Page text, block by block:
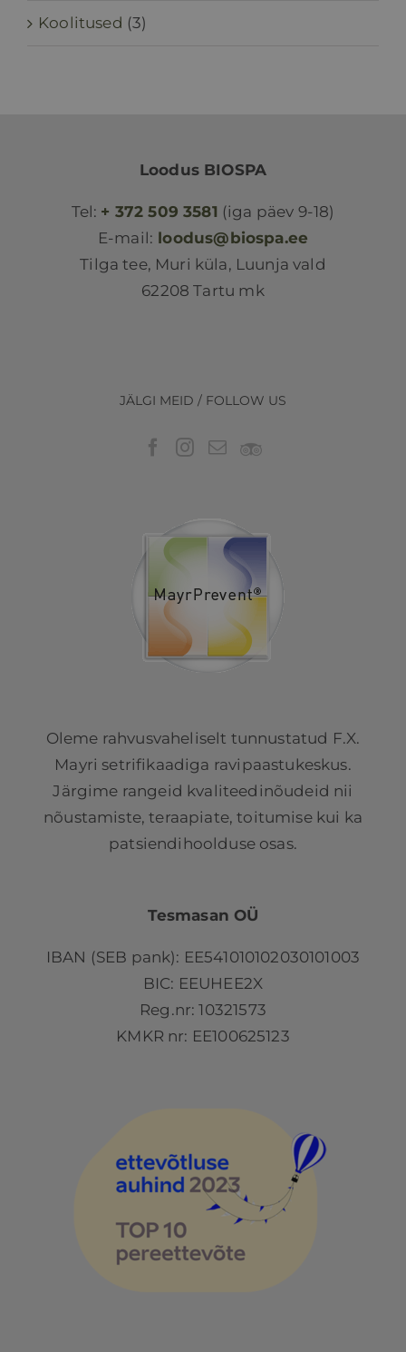
Koolitused (3)
Loodus BIOSPA
Tel: + 372 509 3581 (iga päev 9-18)
E-mail: loodus@biospa.ee
Tilga tee, Muri küla, Luunja vald
62208 Tartu mk
JÄLGI MEID / FOLLOW US
Oleme rahvusvaheliselt tunnustatud F.X.
Mayri setrifikaadiga ravipaastukeskus.
Järgime rangeid kvaliteedinõudeid nii
nõustamiste, teraapiate, toitumise kui ka
patsiendihoolduse osas.
Tesmasan OÜ
IBAN (SEB pank): EE541010102030101003
BIC: EEUHEE2X
Reg.nr: 10321573
KMKR nr: EE100625123